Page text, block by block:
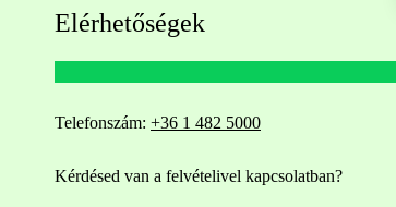
Elérhetőségek
Telefonszám: +36 1 482 5000
Kérdésed van a felvételivel kapcsolatban?